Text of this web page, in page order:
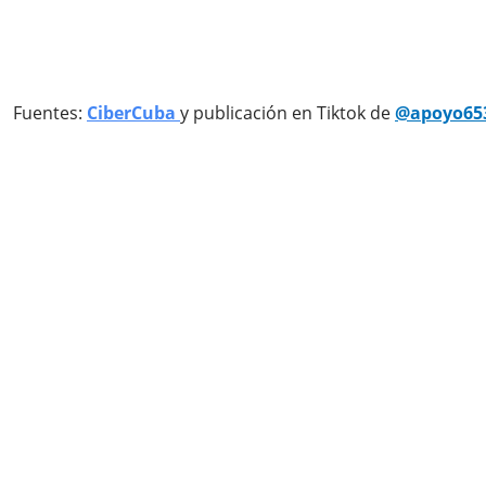
Fuentes: CiberCuba y publicación en Tiktok de